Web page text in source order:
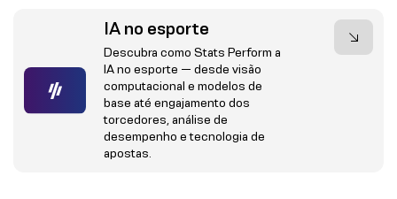
IA no esporte
Descubra como Stats Perform a
IA no esporte — desde visão
computacional e modelos de
base até engajamento dos
torcedores, análise de
desempenho e tecnologia de
apostas.